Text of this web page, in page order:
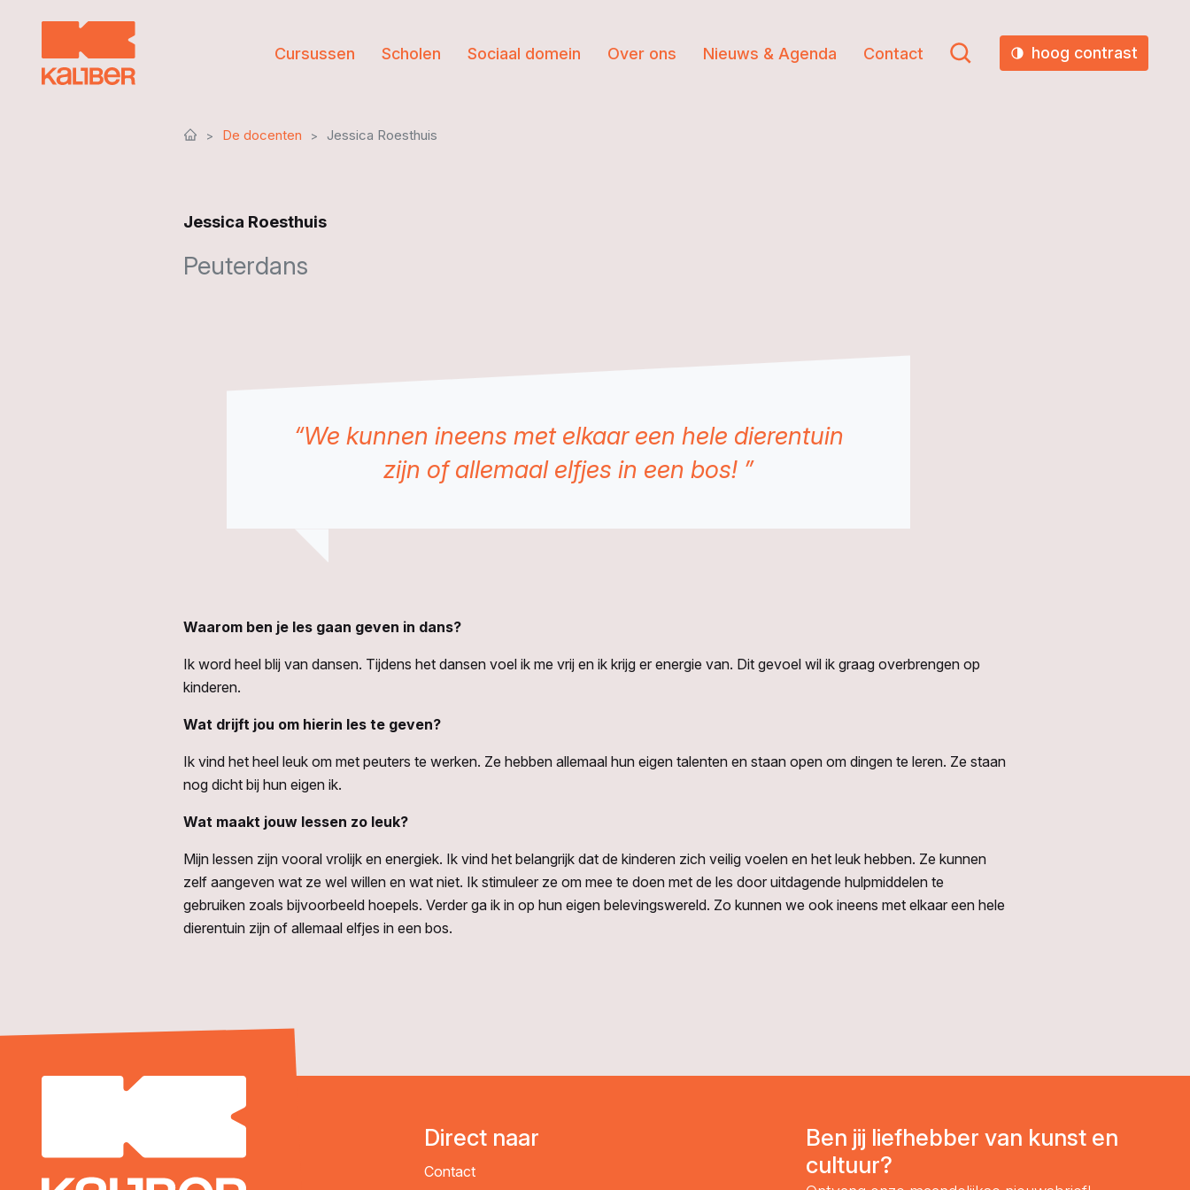
Cursussen Scholen Sociaal domein Over ons Nieuws & Agenda Contact hoog contrast
De docenten Jessica Roesthuis
Jessica Roesthuis
Peuterdans
“We kunnen ineens met elkaar een hele dierentuin
zijn of allemaal elfjes in een bos! ”
Waarom ben je les gaan geven in dans?
Ik word heel blij van dansen. Tijdens het dansen voel ik me vrij en ik krijg er energie van. Dit gevoel wil ik graag overbrengen op
kinderen.
Wat drijft jou om hierin les te geven?
Ik vind het heel leuk om met peuters te werken. Ze hebben allemaal hun eigen talenten en staan open om dingen te leren. Ze staan
nog dicht bij hun eigen ik.
Wat maakt jouw lessen zo leuk?
Mijn lessen zijn vooral vrolijk en energiek. Ik vind het belangrijk dat de kinderen zich veilig voelen en het leuk hebben. Ze kunnen
zelf aangeven wat ze wel willen en wat niet. Ik stimuleer ze om mee te doen met de les door uitdagende hulpmiddelen te
gebruiken zoals bijvoorbeeld hoepels. Verder ga ik in op hun eigen belevingswereld. Zo kunnen we ook ineens met elkaar een hele
dierentuin zijn of allemaal elfjes in een bos.
Direct naar
Contact
Ben jij liefhebber van kunst en
cultuur?